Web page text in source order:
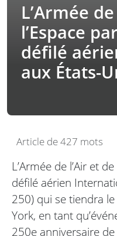
L’Armée
l’Espace
défilé
aux États-
Article de 427 mots
L’Armée de l’Air et
défilé aérien
250) qui se tiendra
York, en tant
250e anniversaire